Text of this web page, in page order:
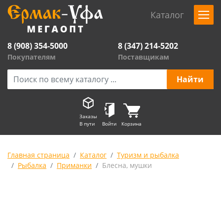
Каталог
8 (908) 354-5000
Покупателям
8 (347) 214-5202
Поставщикам
Заказы
В пути
Войти Корзина
Главная страница Каталог
Туризм и рыбалка
Рыбалка
Приманки Блесна, мушки